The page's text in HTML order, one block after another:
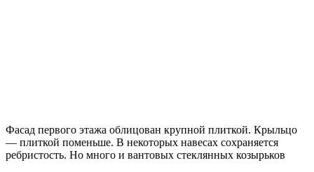
Фасад первого этажа облицован крупной плиткой. Крыльцо
— плиткой поменьше. В некоторых навесах сохраняется
ребристость. Но много и вантовых стеклянных козырьков